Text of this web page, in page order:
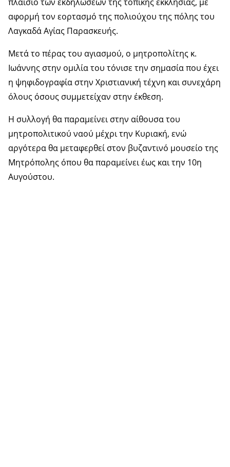
αφορμή τον εορτασμό της πολιούχου της πόλης του
Λαγκαδά Αγίας Παρασκευής.
Μετά το πέρας του αγιασμού, ο μητροπολίτης κ.
Ιωάννης στην ομιλία του τόνισε την σημασία που έχει
η ψηφιδογραφία στην Χριστιανική τέχνη και συνεχάρη
όλους όσους συμμετείχαν στην έκθεση.
Η συλλογή θα παραμείνει στην αίθουσα του
μητροπολιτικού ναού μέχρι την Κυριακή, ενώ
αργότερα θα μεταφερθεί στον βυζαντινό μουσείο της
Μητρόπολης όπου θα παραμείνει έως και την 10η
Αυγούστου.